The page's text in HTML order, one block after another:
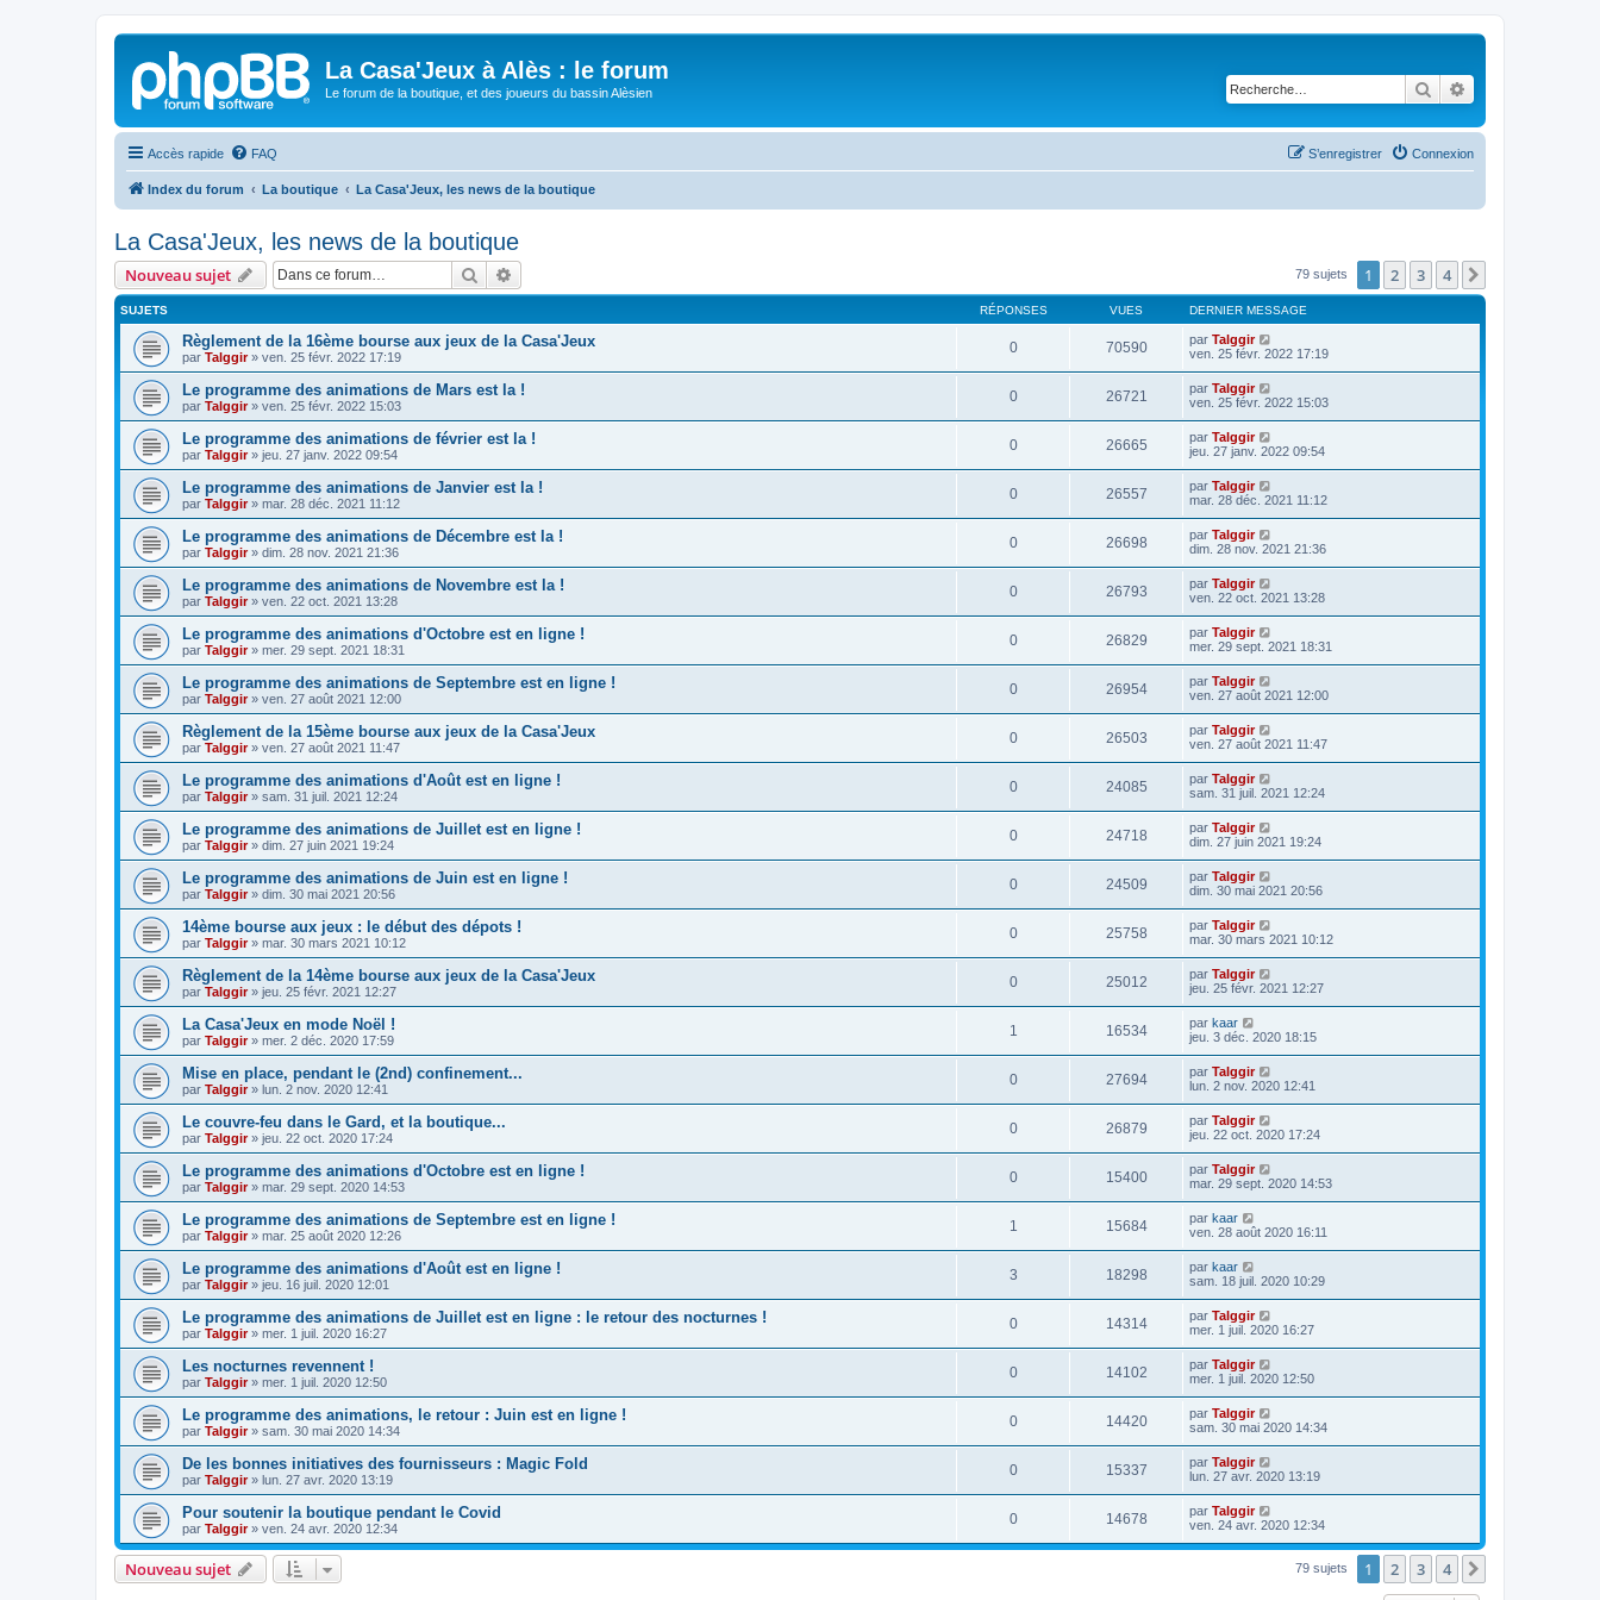
La Casa'Jeux à Alès : le forum
Le forum de la boutique, et des joueurs du bassin Alèsien Rechercher
Accès rapide FAQ Connexion
S’enregistrer
Index du forum La boutique La Casa'Jeux, les news de la boutique
La Casa'Jeux, les news de la boutique
Nouveau sujet Rechercher 79 sujets 1 2 3 4
SUJETS RÉPONSES VUES DERNIER MESSAGE
Règlement de la 16ème bourse aux jeux de la Casa'Jeux
par Talggir» ven. 25 févr. 2022 17:19
0 70590 par Talggir
ven. 25 févr. 2022 17:19
Le programme des animations de Mars est la !
par Talggir» ven. 25 févr. 2022 15:03
0 26721 par Talggir
ven. 25 févr. 2022 15:03
Le programme des animations de février est la !
par Talggir» jeu. 27 janv. 2022 09:54
0 26665 par Talggir
jeu. 27 janv. 2022 09:54
Le programme des animations de Janvier est la !
par Talggir» mar. 28 déc. 2021 11:12
0 26557 par Talggir
mar. 28 déc. 2021 11:12
Le programme des animations de Décembre est la !
par Talggir» dim. 28 nov. 2021 21:36
0 26698 par Talggir
dim. 28 nov. 2021 21:36
Le programme des animations de Novembre est la !
par Talggir» ven. 22 oct. 2021 13:28
0 26793 par Talggir
ven. 22 oct. 2021 13:28
Le programme des animations d'Octobre est en ligne !
par Talggir» mer. 29 sept. 2021 18:31
0 26829 par Talggir
mer. 29 sept. 2021 18:31
Le programme des animations de Septembre est en ligne !
par Talggir» ven. 27 août 2021 12:00
0 26954 par Talggir
ven. 27 août 2021 12:00
Règlement de la 15ème bourse aux jeux de la Casa'Jeux
par Talggir» ven. 27 août 2021 11:47
0 26503 par Talggir
ven. 27 août 2021 11:47
Le programme des animations d'Août est en ligne !
par Talggir» sam. 31 juil. 2021 12:24
0 24085 par Talggir
sam. 31 juil. 2021 12:24
Le programme des animations de Juillet est en ligne !
par Talggir» dim. 27 juin 2021 19:24
0 24718 par Talggir
dim. 27 juin 2021 19:24
Le programme des animations de Juin est en ligne !
par Talggir» dim. 30 mai 2021 20:56
0 24509 par Talggir
dim. 30 mai 2021 20:56
14ème bourse aux jeux : le début des dépots !
par Talggir» mar. 30 mars 2021 10:12
0 25758 par Talggir
mar. 30 mars 2021 10:12
Règlement de la 14ème bourse aux jeux de la Casa'Jeux
par Talggir» jeu. 25 févr. 2021 12:27
0 25012 par Talggir
jeu. 25 févr. 2021 12:27
La Casa'Jeux en mode Noël !
par Talggir» mer. 2 déc. 2020 17:59
1 16534 par kaar
jeu. 3 déc. 2020 18:15
Mise en place, pendant le (2nd) confinement...
par Talggir» lun. 2 nov. 2020 12:41
0 27694 par Talggir
lun. 2 nov. 2020 12:41
Le couvre-feu dans le Gard, et la boutique...
par Talggir» jeu. 22 oct. 2020 17:24
0 26879 par Talggir
jeu. 22 oct. 2020 17:24
Le programme des animations d'Octobre est en ligne !
par Talggir» mar. 29 sept. 2020 14:53
0 15400 par Talggir
mar. 29 sept. 2020 14:53
Le programme des animations de Septembre est en ligne !
par Talggir» mar. 25 août 2020 12:26
1 15684 par kaar
ven. 28 août 2020 16:11
Le programme des animations d'Août est en ligne !
par Talggir» jeu. 16 juil. 2020 12:01
3 18298 par kaar
sam. 18 juil. 2020 10:29
Le programme des animations de Juillet est en ligne : le retour des nocturnes !
par Talggir» mer. 1 juil. 2020 16:27
0 14314 par Talggir
mer. 1 juil. 2020 16:27
Les nocturnes revennent !
par Talggir» mer. 1 juil. 2020 12:50
0 14102 par Talggir
mer. 1 juil. 2020 12:50
Le programme des animations, le retour : Juin est en ligne !
par Talggir» sam. 30 mai 2020 14:34
0 14420 par Talggir
sam. 30 mai 2020 14:34
De les bonnes initiatives des fournisseurs : Magic Fold
par Talggir» lun. 27 avr. 2020 13:19
0 15337 par Talggir
lun. 27 avr. 2020 13:19
Pour soutenir la boutique pendant le Covid
par Talggir» ven. 24 avr. 2020 12:34
0 14678 par Talggir
ven. 24 avr. 2020 12:34
Nouveau sujet 79 sujets 1 2 3 4